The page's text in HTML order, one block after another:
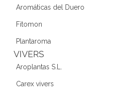
Aromáticas del Duero
Fitomon
Plantaroma
VIVERS
Aroplantas S.L.
Carex vivers